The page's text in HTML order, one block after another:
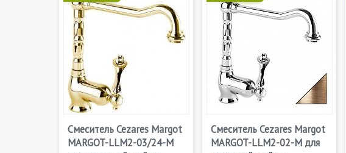
Смеситель Cezares Margot
MARGOT-LLM2-03/24-M
Смеситель Cezares Margot
MARGOT-LLM2-02-M для